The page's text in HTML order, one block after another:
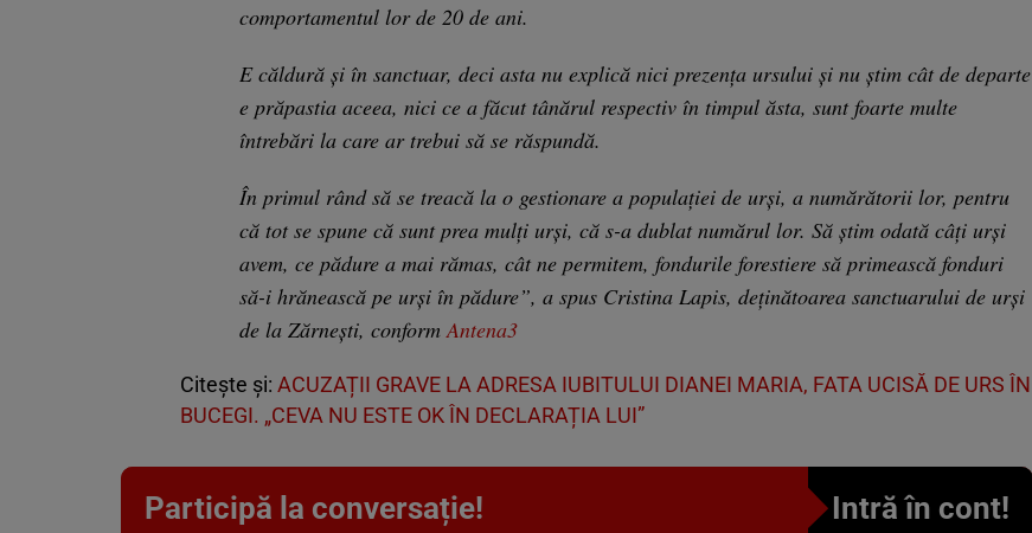
comportamentul lor de 20 de ani.
E căldură și în sanctuar, deci asta nu explică nici prezența ursului şi nu știm cât de departe
e prăpastia aceea, nici ce a făcut tânărul respectiv în timpul ăsta, sunt foarte multe
întrebări la care ar trebui să se răspundă.
În primul rând să se treacă la o gestionare a populației de urși, a numărătorii lor, pentru
că tot se spune că sunt prea mulți urşi, că s-a dublat numărul lor. Să știm odată câți urși
avem, ce pădure a mai rămas, cât ne permitem, fondurile forestiere să primească fonduri
să-i hrănească pe urşi în pădure”, a spus Cristina Lapis, deţinătoarea sanctuarului de urşi
de la Zărneşti, conformAntena3
Citește și: ACUZAȚII GRAVE LA ADRESA IUBITULUI DIANEI MARIA, FATA UCISĂ DE URS ÎN
BUCEGI. „CEVA NU ESTE OK ÎN DECLARAȚIA LUI”
Participă la conversație! Intră în cont!